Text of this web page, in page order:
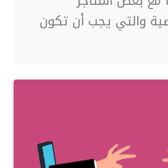
والتي يجب أن تكون